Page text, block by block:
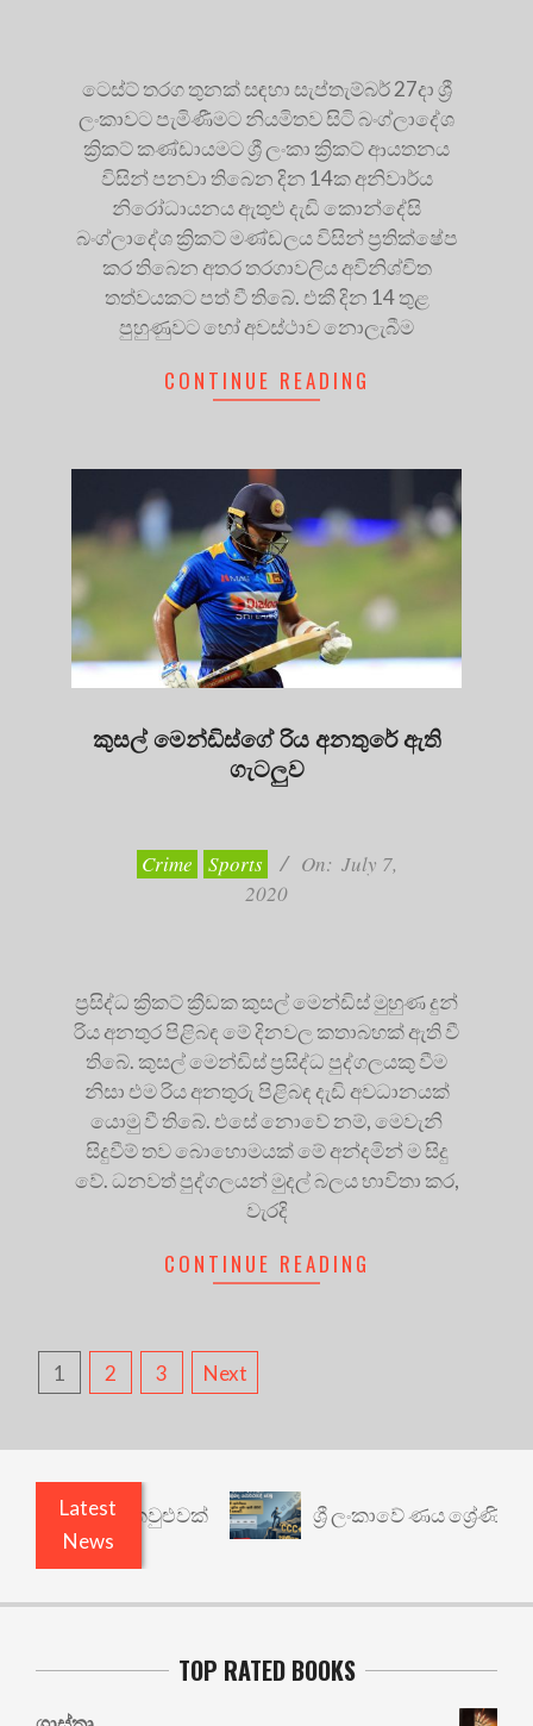
ටෙස්ට් තරග තුනක් සඳහා සැප්තැම්බර් 27දා ශ්‍රී
ලංකාවට පැමිණීමට නියමිතව සිටි බංග්ලාදේශ
ක්‍රිකට් කණ්ඩායමට ශ්‍රී ලංකා ක්‍රිකට් ආයතනය
විසින් පනවා තිබෙන දින 14ක අනිවාර්ය
නිරෝධායනය ඇතුළු දැඩි කොන්දේසි
බංග්ලාදේශ ක්‍රිකට් මණ්ඩලය විසින් ප්‍රතික්ෂේප
කර තිබෙන අතර තරගාවලිය අවිනිශ්චිත
තත්වයකට පත් වී තිබේ. එකී දින 14 තුළ
පුහුණුවට හෝ අවස්ථාව නොලැබීම
CONTINUE READING
කුසල් මෙන්ඩිස්ගේ රිය අනතුරේ ඇති
ගැටලුව
Crime Sports On: July 7,
2020
ප්‍රසිද්ධ ක්‍රිකට් ක්‍රීඩක කුසල් මෙන්ඩිස් මුහුණ දුන්
රිය අනතුර පිළිබඳ මේ දිනවල කතාබහක් ඇති වී
තිබේ. කුසල් මෙන්ඩිස් ප්‍රසිද්ධ පුද්ගලයකු වීම
නිසා එම රිය අනතුරු පිළිබඳ දැඩි අවධානයක්
යොමු වී තිබේ. එසේ නොවේ නම්, මෙවැනි
සිදුවීම් තව බොහොමයක් මේ අන්දමින් ම සිදු
වේ. ධනවත් පුද්ගලයන් මුදල් බලය භාවිතා කර,
වැරදි
CONTINUE READING
POSTS
PAGINATION
1 2 3 Next
Latest
News
කවුළුවක් ශ්‍රී ලංකාවේ ණය ශ්‍රේණිගත
TOP RATED BOOKS